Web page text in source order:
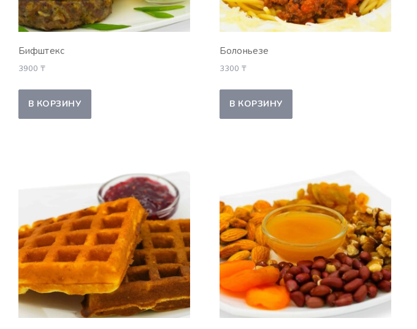
Бифштекс
3900 ₸
В КОРЗИНУ
Болоньезе
3300 ₸
В КОРЗИНУ